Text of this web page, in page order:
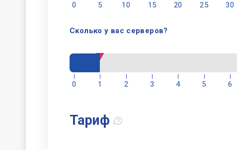
0 5 10 15 20 25 30
Сколько у вас серверов?
0 1 2 3 4 5 6
Тариф